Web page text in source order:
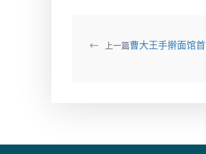
上一篇曹大王手擀面馆